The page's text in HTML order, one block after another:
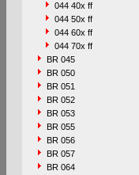
044 40x ff
044 50x ff
044 60x ff
044 70x ff
BR 045
BR 050
BR 051
BR 052
BR 053
BR 055
BR 056
BR 057
BR 064